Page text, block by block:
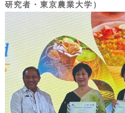
研究者・東京農業大学）